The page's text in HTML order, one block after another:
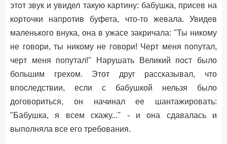
этот звук и увидел такую картину: бабушка, присев на
корточки напротив буфета, что-то жевала. Увидев
маленького внука, она в ужасе закричала: "Ты никому
не говори, ты никому не говори! Черт меня попутал,
черт меня попутал!" Нарушать Великий пост было
большим грехом. Этот друг рассказывал, что
впоследствии, если с бабушкой нельзя было
договориться, он начинал ее шантажировать:
"Бабушка, я всем скажу..." - и она сдавалась и
выполняла все его требования.